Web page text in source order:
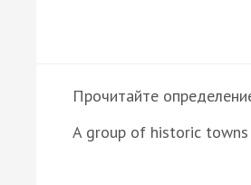
Прочитайте
A group of historic